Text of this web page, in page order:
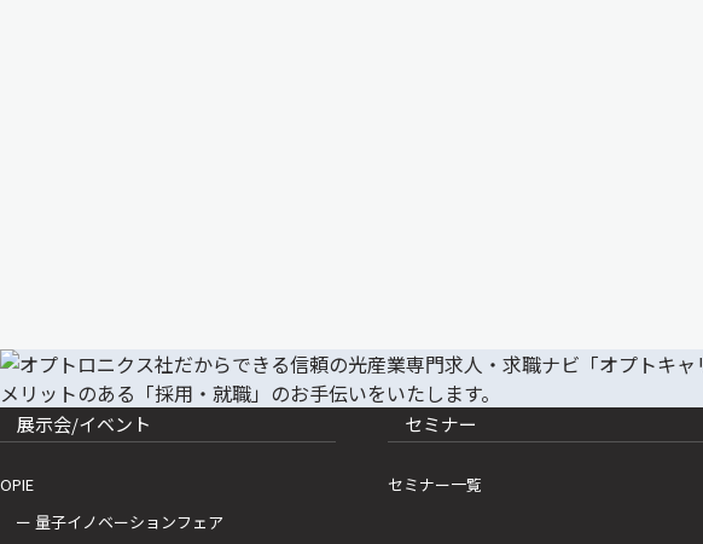
展示会/イベント
OPIE
ー 量子イノベーションフェア
セミナー
セミナー一覧